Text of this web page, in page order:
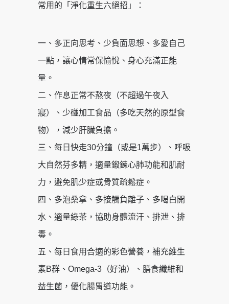
常用的「淨化重生六絕招」：
一、多正向思考、少負面思想、多愛自己
一點，讓心情常保愉悅、身心充滿正能
量。
二、作息正常不熬夜（不超過午夜入
寢）、少碰加工食品（多吃天然的原型食
物），減少肝臟負擔。
三、每日快走30分鐘（或是1萬步）、呼吸
大自然芬多精，適量鍛鍊心肺功能和肌耐
力，避免肌少症或骨質疏鬆症。
四、多泡桑拿、多接觸負離子、多喝白開
水、適量綠茶，協助身體流汗、排泄、排
毒。
五、每日食用合適的彩色營養，補充維生
素B群、Omega-3（好油）、膳食纖維和
益生菌，優化腸胃道功能。